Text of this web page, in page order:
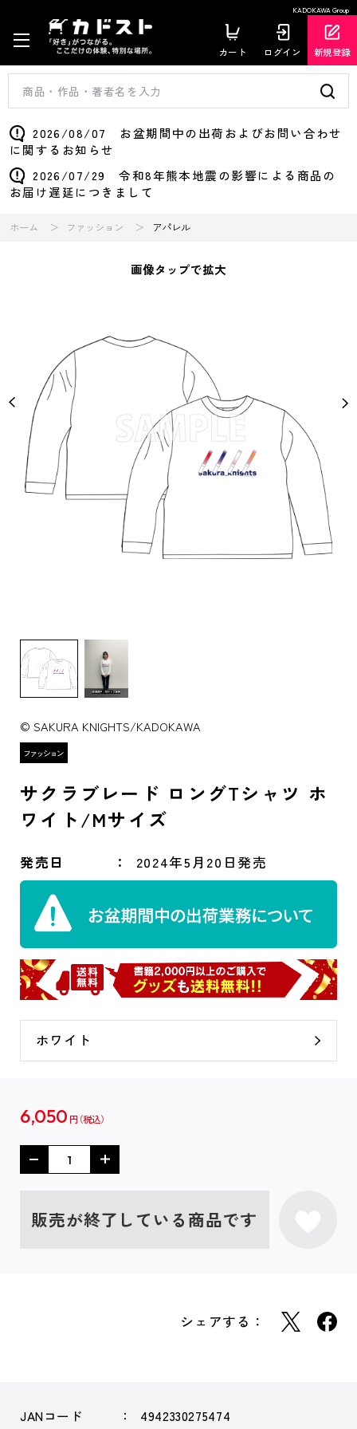
KADOKAWA Group
カート ログイン 新規登録
2026/08/07 お盆期間中の出荷およびお問い合わせ
に関するお知らせ
2026/07/29 令和8年熊本地震の影響による商品の
お届け遅延につきまして
ホーム ファッション アパレル
画像タップで拡大
© SAKURA KNIGHTS/KADOKAWA
サクラブレード ロングTシャツ ホ
ワイト/Mサイズ
発売日 2024年5月20日発売
ホワイト
6,050 円
販売が終了している商品です
シェアする：
JANコード 4942330275474